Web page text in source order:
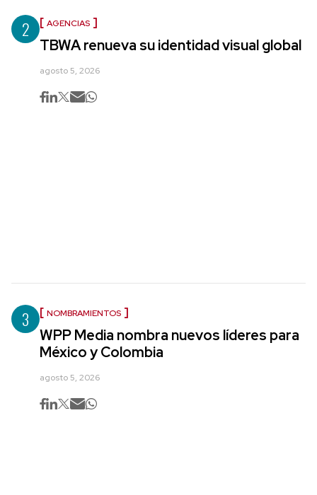
2 AGENCIAS
TBWA renueva su identidad visual global
agosto 5, 2026
3 NOMBRAMIENTOS
WPP Media nombra nuevos líderes para
México y Colombia
agosto 5, 2026